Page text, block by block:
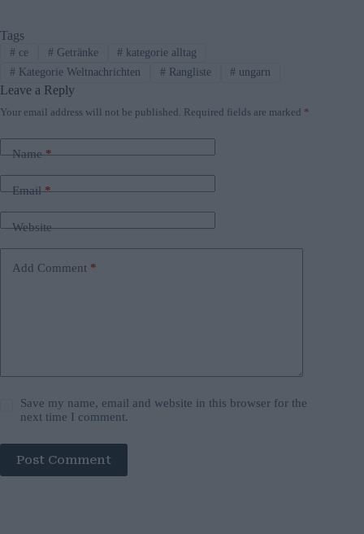
Tags
#ce #Getränke # kategorie alltag
#Kategorie Weltnachrichten #Rangliste # ungarn
Leave a Reply
Your email address will not be published. Required fields are marked *
Name*
Email*
Website
Add Comment *
Save my name, email and website in this browser for the
next time I comment.
Post Comment